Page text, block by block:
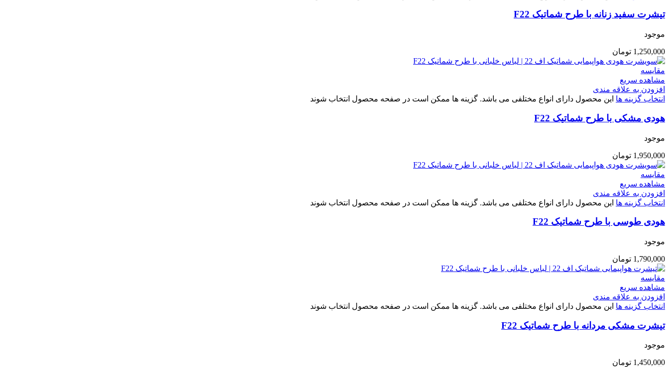
تیشرت سفید زنانه با طرح شماتیک F22
موجود
1,250,000 تومان
مقایسه
مشاهده سریع
افزودن به علاقه مندی
انتخاب گزینه ها این محصول دارای انواع مختلفی می باشد. گزینه ها ممکن است در صفحه محصول انتخاب شوند
هودی مشکی با طرح شماتیک F22
موجود
1,950,000 تومان
مقایسه
مشاهده سریع
افزودن به علاقه مندی
انتخاب گزینه ها این محصول دارای انواع مختلفی می باشد. گزینه ها ممکن است در صفحه محصول انتخاب شوند
هودی طوسی با طرح شماتیک F22
موجود
1,790,000 تومان
مقایسه
مشاهده سریع
افزودن به علاقه مندی
انتخاب گزینه ها این محصول دارای انواع مختلفی می باشد. گزینه ها ممکن است در صفحه محصول انتخاب شوند
تیشرت مشکی مردانه با طرح شماتیک F22
موجود
1,450,000 تومان